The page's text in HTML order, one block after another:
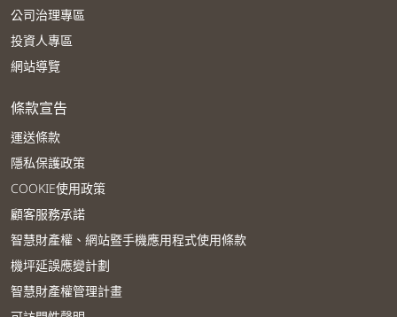
公司治理專區
投資人專區
網站導覽
條款宣告
運送條款
隱私保護政策
COOKIE使用政策
顧客服務承諾
智慧財產權、網站暨手機應用程式使用條款
機坪延誤應變計劃
智慧財產權管理計畫